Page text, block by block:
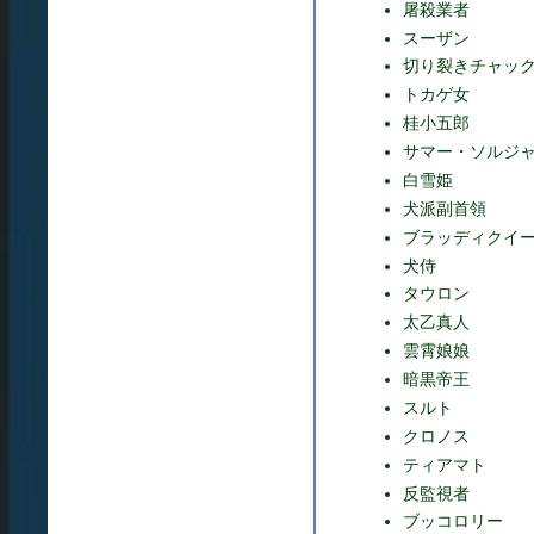
屠殺業者
スーザン
切り裂きチャック
トカゲ女
桂小五郎
サマー・ソルジ
白雪姫
犬派副首領
ブラッディクイ
犬侍
タウロン
太乙真人
雲霄娘娘
暗黒帝王
スルト
クロノス
ティアマト
反監視者
ブッコロリー